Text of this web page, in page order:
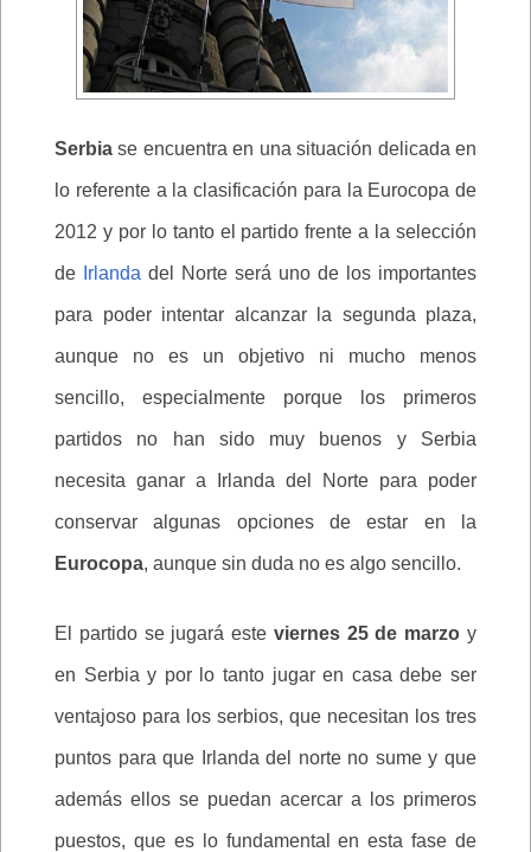
Serbia se encuentra en una situación delicada en
lo referente a la clasificación para la Eurocopa de
2012 y por lo tanto el partido frente a la selección
de Irlanda del Norte será uno de los importantes
para poder intentar alcanzar la segunda plaza,
aunque no es un objetivo ni mucho menos
sencillo, especialmente porque los primeros
partidos no han sido muy buenos y Serbia
necesita ganar a Irlanda del Norte para poder
conservar algunas opciones de estar en la
Eurocopa, aunque sin duda no es algo sencillo.
El partido se jugará este viernes 25 de marzoy
en Serbia y por lo tanto jugar en casa debe ser
ventajoso para los serbios, que necesitan los tres
puntos para que Irlanda del norte no sume y que
además ellos se puedan acercar a los primeros
puestos, que es lo fundamental en esta fase de